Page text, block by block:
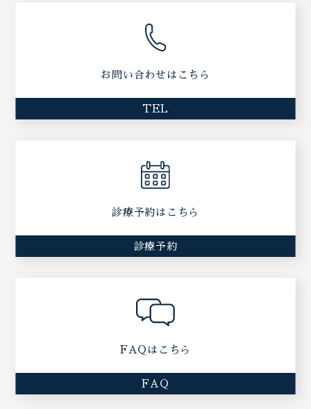
お問い合わせはこちら
TEL
診療予約はこちら
診療予約
FAQはこちら
FAQ